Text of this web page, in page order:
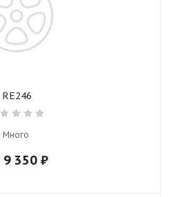
RE246
Много
9 350 ₽